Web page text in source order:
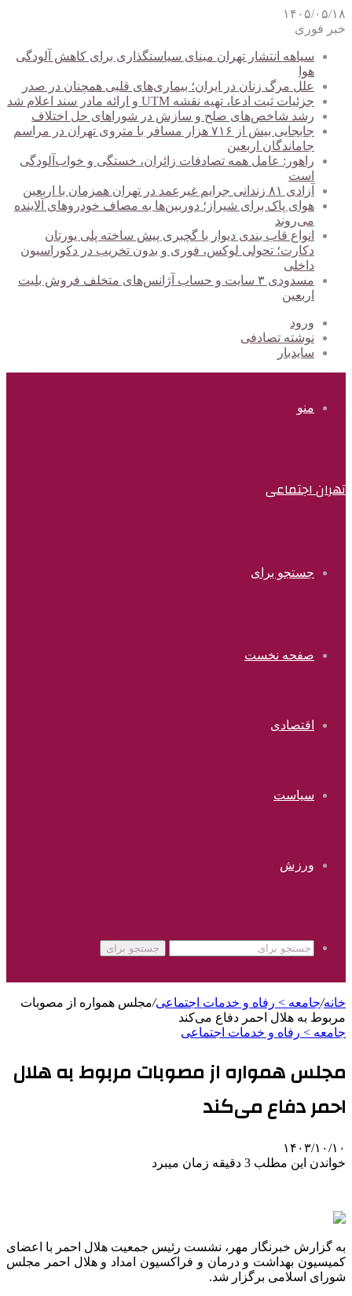
۱۴۰۵/۰۵/۱۸
خبر فوری
سیاهه انتشار تهران مبنای سیاستگذاری برای کاهش آلودگی
هوا
علل مرگ زنان در ایران؛ بیماری‌های قلبی همچنان در صدر
جزئیات ثبت ادعا، تهیه نقشه UTM و ارائه مادر سند اعلام شد
رشد شاخص‌های صلح و سازش در شوراهای حل اختلاف
جابجایی بیش از ۷۱۶ هزار مسافر با متروی تهران در مراسم
جاماندگان اربعین
راهور: عامل همه تصادفات زائران، خستگی و خواب‌آلودگی
است
آزادی ۸۱ زندانی جرایم غیرعمد در تهران همزمان با اربعین
هوای پاک برای شیراز؛ دوربین‌ها به مصاف خودروهای آلاینده
می‌روند
انواع قاب بندی دیوار با گچبری پیش ساخته پلی یورتان
دکارت؛ تحولی لوکس، فوری و بدون تخریب در دکوراسیون
داخلی
مسدودی ۳ سایت و حساب آژانس‌های متخلف فروش بلیت
اربعین
ورود
نوشته تصادفی
سایدبار
منو
تهران اجتماعی
جستجو برای
صفحه نخست
اقتصادی
سیاست
ورزش
جستجو برای
خانه/جامعه > رفاه و خدمات اجتماعی/مجلس همواره از مصوبات
مربوط به هلال احمر دفاع می‌کند
جامعه > رفاه و خدمات اجتماعی
مجلس همواره از مصوبات مربوط به هلال
احمر دفاع می‌کند
۱۴۰۳/۱۰/۱۰
خواندن این مطلب 3 دقیقه زمان میبرد
به گزارش خبرنگار مهر، نشست رئیس جمعیت هلال احمر با اعضای
کمیسیون بهداشت و درمان و فراکسیون امداد و هلال احمر مجلس
شورای اسلامی برگزار شد.